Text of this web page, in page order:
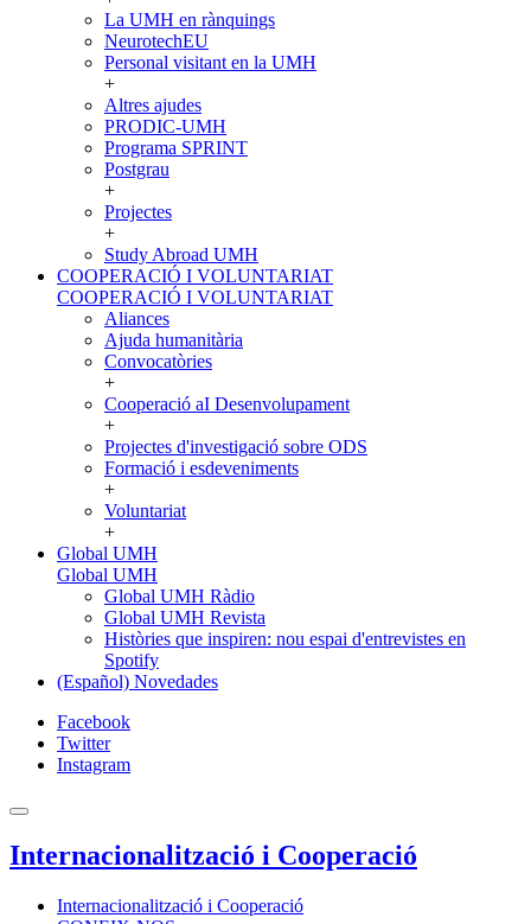
La UMH en rànquings
NeurotechEU
Personal visitant en la UMH
+
Altres ajudes
PRODIC-UMH
Programa SPRINT
Postgrau
+
Projectes
+
Study Abroad UMH
COOPERACIÓ I VOLUNTARIAT
COOPERACIÓ I VOLUNTARIAT
Aliances
Ajuda humanitària
Convocatòries
+
Cooperació aI Desenvolupament
+
Projectes d'investigació sobre ODS
Formació i esdeveniments
+
Voluntariat
+
Global UMH
Global UMH
Global UMH Ràdio
Global UMH Revista
Històries que inspiren: nou espai d'entrevistes en
Spotify
(Español) Novedades
Facebook
Twitter
Instagram
Internacionalització i Cooperació
Internacionalització i Cooperació